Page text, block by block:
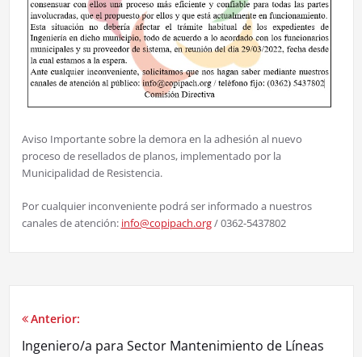
Aviso Importante sobre la demora en la adhesión al nuevo
proceso de resellados de planos, implementado por la
Municipalidad de Resistencia.
Por cualquier inconveniente podrá ser informado a nuestros
canales de atención: info@copipach.org/ 0362-5437802
Anterior:
Ingeniero/a para Sector Mantenimiento de Líneas